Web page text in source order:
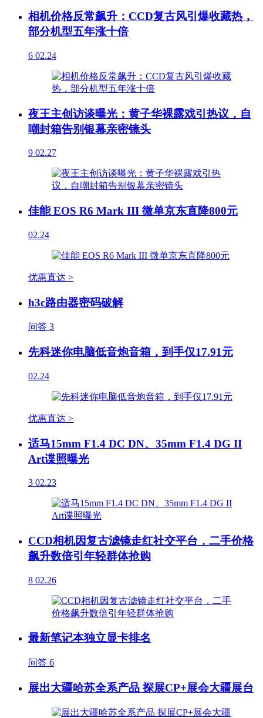
相机价格反常飙升：CCD复古风引爆收藏热，
部分机型五年涨十倍
6 02.24
夜王主创访谈曝光：黄子华裸露戏引热议，自
嘲封箱告别银幕亲密镜头
9 02.27
佳能 EOS R6 Mark III 微单京东直降800元
02.24
优惠直达 >
h3c路由器密码破解
问答 3
先科迷你电脑低音炮音箱，到手仅17.91元
02.24
优惠直达 >
适马15mm F1.4 DC DN、35mm F1.4 DG II
Art谍照曝光
3 02.23
CCD相机因复古滤镜走红社交平台，二手价格
飙升数倍引年轻群体抢购
8 02.26
最新笔记本独立显卡排名
问答 6
展出大疆哈苏全系产品 探展CP+展会大疆展台